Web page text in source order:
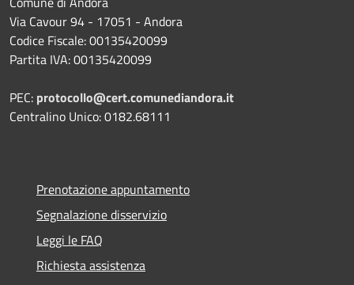
Via Cavour 94 - 17051 - Andora
Codice Fiscale: 00135420099
Partita IVA: 00135420099
PEC: protocollo@cert.comunediandora.it
Centralino Unico: 0182.68111
Prenotazione appuntamento
Segnalazione disservizio
Leggi le FAQ
Richiesta assistenza